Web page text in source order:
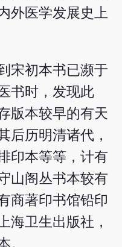
外医学发展史上
宋初本书已濒于
书时，发现此
版本较早的有天
后历明清诸代，
印本等等，计有
山阁丛书本较有
商著印书馆铅印
海卫生出版社，
。